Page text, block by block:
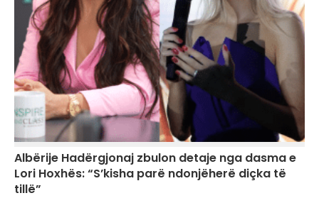
Albërije Hadërgjonaj zbulon detaje nga dasma e
Lori Hoxhës: “S’kisha parë ndonjëherë diçka të
tillë”